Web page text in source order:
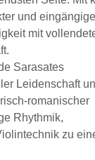
und
mit
Sarasates
Leidenschaft
romanischer
Rhythmik,
zu